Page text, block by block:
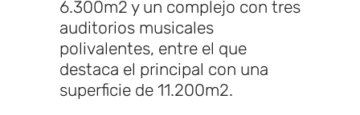
6.300m2 y un complejo con tres
auditorios musicales
polivalentes, entre el que
destaca el principal con una
superficie de 11.200m2.